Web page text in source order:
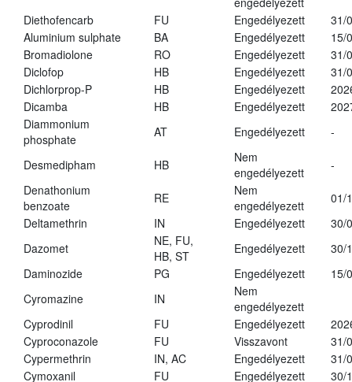
Diethofencarb
FU Engedélyezett
31/
Aluminium sulphate
BA Engedélyezett
15/
Bromadiolone
RO Engedélyezett
31/
Diclofop
HB Engedélyezett
31/
Dichlorprop-P
HB Engedélyezett
Dicamba
HB Engedélyezett
Diammonium
phosphate
AT Engedélyezett -
Desmedipham HB
Nem
engedélyezett
-
Denathonium
benzoate
RE
Nem
engedélyezett
01/
Deltamethrin
IN Engedélyezett
30/
Dazomet
NE, FU,
HB, ST
Engedélyezett
30/
Daminozide
PG Engedélyezett
15/
Cyromazine
IN
Nem
engedélyezett
Cyprodinil
FU Engedélyezett
Cyproconazole
FU Visszavont
31/
Cypermethrin
IN, AC Engedélyezett
31/
Cymoxanil
FU Engedélyezett
30/